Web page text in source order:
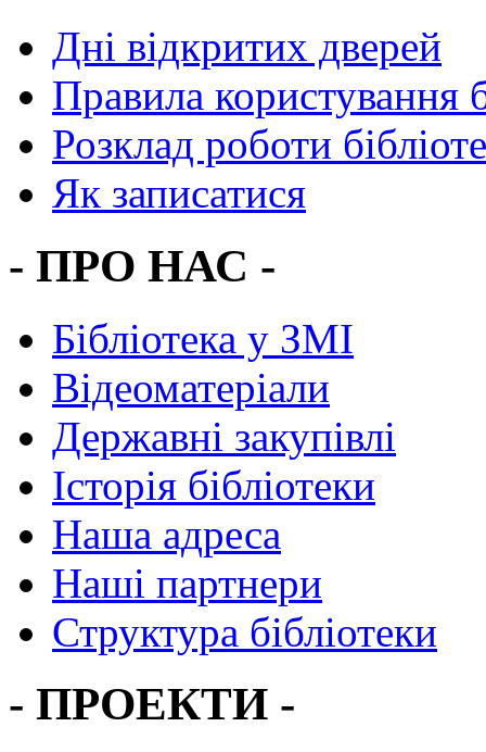
Дні відкритих дверей
Правила користування
Розклад роботи
Як записатися
- ПРО НАС -
Бібліотека у ЗМІ
Відеоматеріали
Державні закупівлі
Історія бібліотеки
Наша адреса
Наші партнери
Структура бібліотеки
- ПРОЕКТИ -